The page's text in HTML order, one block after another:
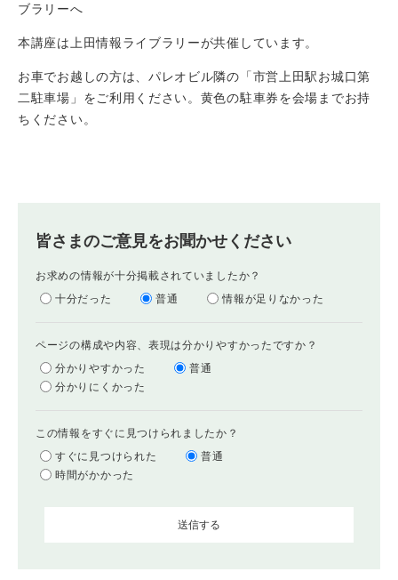
ブラリーへ
本講座は上田情報ライブラリーが共催しています。
お車でお越しの方は、パレオビル隣の「市営上田駅お城口第
二駐車場」をご利用ください。黄色の駐車券を会場までお持
ちください。
皆さまのご意見をお聞かせください
お求めの情報が十分掲載されていましたか？
十分だった
普通 情報が足りなかった
ページの構成や内容、表現は分かりやすかったですか？
分かりやすかった
普通
分かりにくかった
この情報をすぐに見つけられましたか？
すぐに見つけられた
普通
時間がかかった